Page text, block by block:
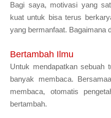
Bagi saya, motivasi yang
kuat untuk bisa terus
yang bermanfaat. Bagaimana
Bertambah Ilmu
Untuk mendapatkan sebuah
banyak membaca.
membaca, otomatis
bertambah.